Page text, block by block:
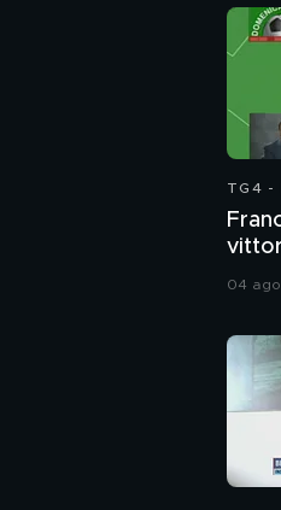
TG4 -
04